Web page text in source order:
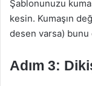
Şablonunuzu
kesin. Kumaşın
desen varsa)
Adım 3: